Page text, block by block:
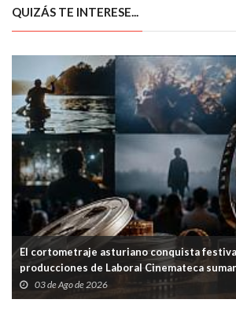
QUIZÁS TE INTERESE...
El cortometraje asturiano conquista
producciones de Laboral Cinemateca
03 de Ago de 2026